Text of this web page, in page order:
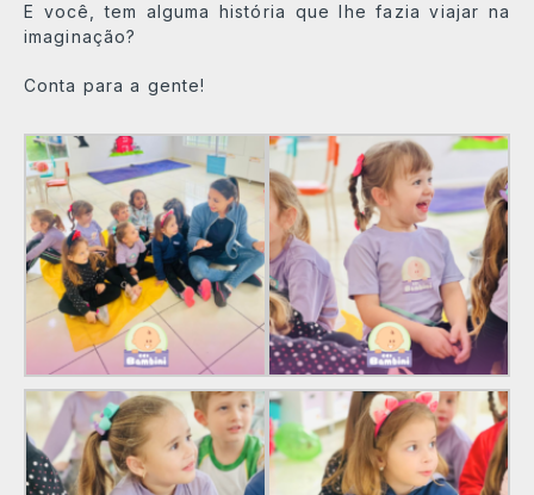
E você, tem alguma história que lhe fazia viajar na
imaginação?
Conta para a gente!